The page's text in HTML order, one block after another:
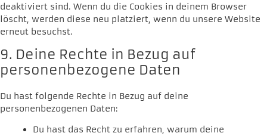
deaktiviert sind. Wenn du die Cookies in deinem Browser
löscht, werden diese neu platziert, wenn du unsere Website
erneut besuchst.
9. Deine Rechte in Bezug auf
personenbezogene Daten
Du hast folgende Rechte in Bezug auf deine
personenbezogenen Daten:
Du hast das Recht zu erfahren, warum deine